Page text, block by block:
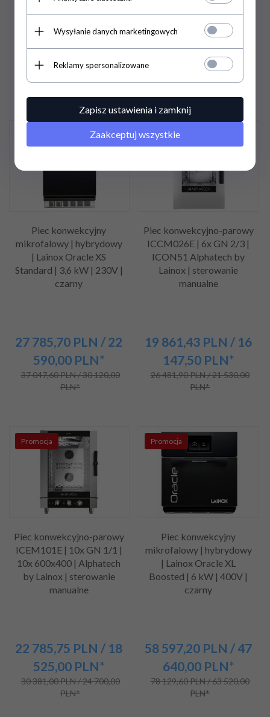
27 259,88PLN/ 22
162,50PLN*
36 346,50 PLN / 29 550,00
PLN*
58 597, PLN/ 47
640,00PLN*
78 129,60 PLN / 63 520,00
PLN*
Piec konwekcyjny
mikrofalowy | hybrydowy
| Lainox Oracle XS
Standard | 3,6 kW | 230V |
czarny
27 785,70 PLN / 22
590,00 PLN*
37 047,60 PLN / 30 120,00
PLN*
Promocja
Piec konwekcyjno-parowy
ICCM026E | 6x GN 2/3 |
ICON51 Alphatech by
Lainox | sterowanie
manualne
19 861,43 PLN / 16
147,50 PLN*
26 481,90 PLN / 21 530,00
PLN*
Promocja
Piec konwekcyjno-parowy
ICEM101E | 10x GN 1/1 |
10x 600x400 | Alphatech
by Lainox | sterowanie
manualne
22 785,75 PLN / 18
525,00 PLN*
30 381,00 PLN / 24 700,00
PLN*
Promocja
Piec konwekcyjny
mikrofalowy | hybrydowy
| Lainox Oracle XL
Boosted | 6 kW | 400V |
czarny
58 597,20 PLN / 47
640,00 PLN*
78 129,60 PLN / 63 520,00
PLN*
Wysyłanie danych marketingowych
Reklamy spersonalizowane
Zapisz ustawienia i zamknij
Zaakceptuj wszystkie